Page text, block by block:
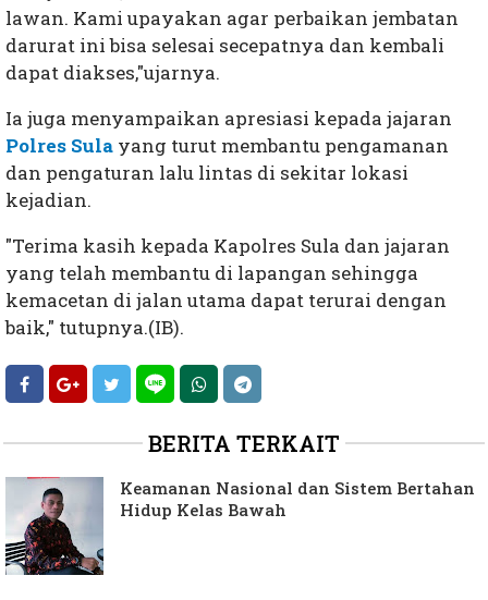
lawan. Kami upayakan agar perbaikan jembatan
darurat ini bisa selesai secepatnya dan kembali
dapat diakses,"ujarnya.
Ia juga menyampaikan apresiasi kepada jajaran
Polres Sula yang turut membantu pengamanan
dan pengaturan lalu lintas di sekitar lokasi
kejadian.
"Terima kasih kepada Kapolres Sula dan jajaran
yang telah membantu di lapangan sehingga
kemacetan di jalan utama dapat terurai dengan
baik," tutupnya.(IB).
BERITA TERKAIT
Keamanan Nasional dan Sistem Bertahan
Hidup Kelas Bawah